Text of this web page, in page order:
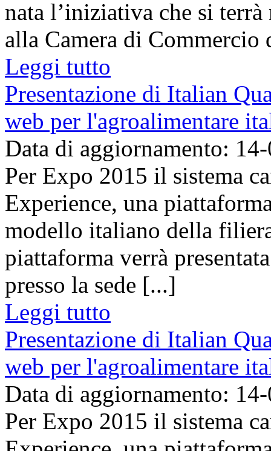
nata l’iniziativa che si
alla Camera di
Leggi tutto
Presentazione di Italian
web per l'agroalimentare
Data di aggiornamento:
Per Expo 2015 il sistema
Experience, una
modello italiano della
piattaforma verrà
presso la sede [...]
Leggi tutto
Presentazione di Italian
web per l'agroalimentare
Data di aggiornamento:
Per Expo 2015 il sistema